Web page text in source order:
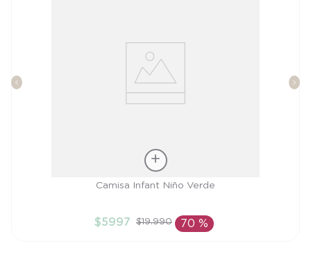
AÑADIR AL CARRITO
Camisa Infant Niño Verde
$5997 $19.990 70 %